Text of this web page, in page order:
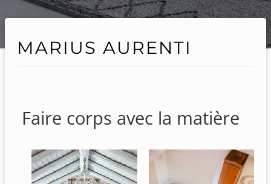
MARIUS AURENTI
Faire corps avec la matière